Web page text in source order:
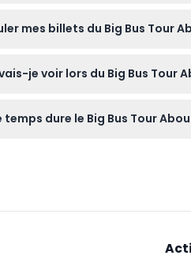
casques personnels sont
mes billets du Big Bus Tour
je voir lors du Big Bus Tour
navette dédiée à la Grande
temps dure le Big Bus Tour